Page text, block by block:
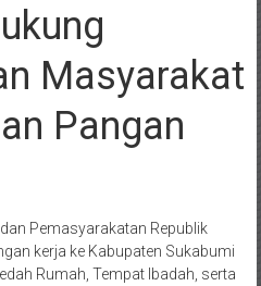
Masyarakat
Pangan
Pemasyarakatan Republik
kerja ke Kabupaten Sukabumi
Rumah, Tempat Ibadah, serta